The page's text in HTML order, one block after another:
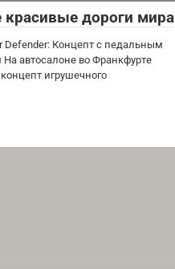
дороги мира
Defender: Концепт с педальным
автосалоне во Франкфурте
игрушечного